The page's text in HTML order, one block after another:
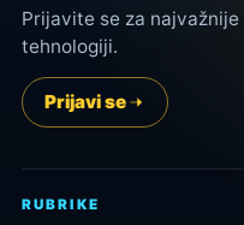
Prijavite se za
tehnologiji.
Prijavi se
RUBRIKE